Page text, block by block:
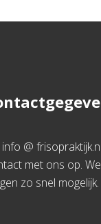
info @
met ons op.
zo snel mogelijk.